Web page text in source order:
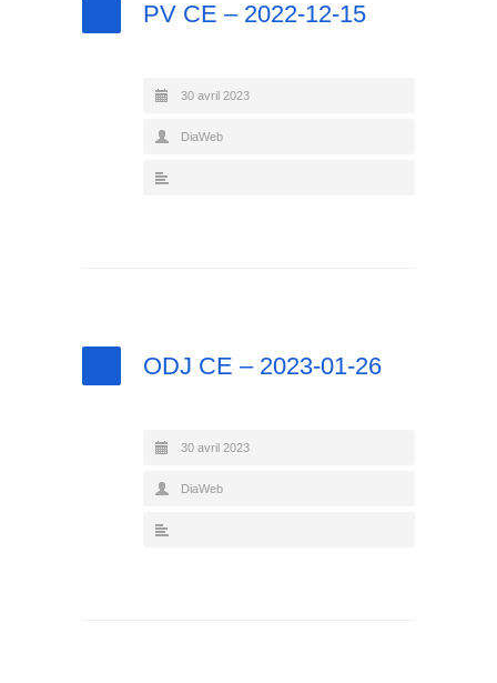
PV CE – 2022-12-15
30 avril 2023
DiaWeb
ODJ CE – 2023-01-26
30 avril 2023
DiaWeb